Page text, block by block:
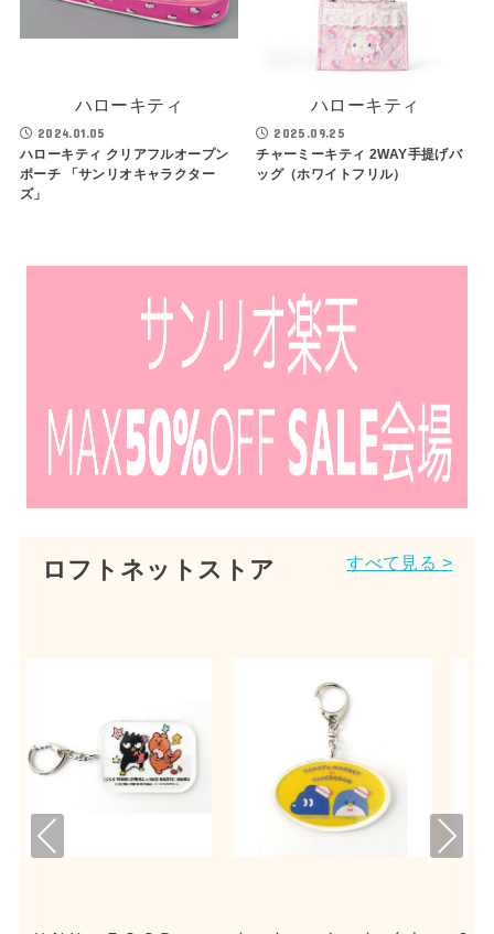
ハローキティ
2024.01.05
ハローキティ クリアフルオープン
ポーチ 「サンリオキャラクター
ズ」
ハローキティ
2025.09.25
チャーミーキティ 2WAY手提げバ
ッグ（ホワイトフリル）
ロフトネットストア すべて見る >
Pre
Nex